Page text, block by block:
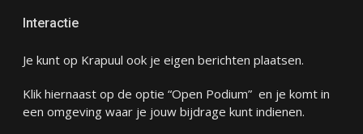
Interactie
Je kunt op Krapuul ook je eigen berichten plaatsen.
Klik hiernaast op de optie “Open Podium” en je komt in
een omgeving waar je jouw bijdrage kunt indienen.